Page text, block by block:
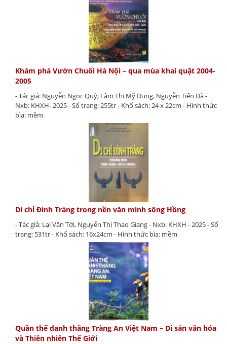
Khám phá Vườn Chuối Hà Nội – qua mùa khai quật 2004-
2005
- Tác giả: Nguyễn Ngọc Quý, Lâm Thị Mỹ Dung, Nguyễn Tiến Đà -
Nxb: KHXH- 2025 - Số trang: 255tr - Khổ sách: 24 x 22cm - Hình thức
bìa: mềm
Di chỉ Đình Tràng trong nền văn minh sông Hồng
- Tác giả: Lại Văn Tới, Nguyễn Thị Thao Giang - Nxb: KHXH - 2025 - Số
trang: 531tr - Khổ sách: 16x24cm - Hình thức bìa: mềm
Quần thể danh thắng Tràng An Việt Nam – Di sản văn hóa
và Thiên nhiên Thế Giới